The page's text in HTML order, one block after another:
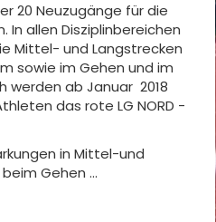
20 Neuzugänge für die
In allen Disziplinbereichen
Mittel- und Langstrecken
sowie im Gehen und im
werden ab Januar 2018
das rote LG NORD -
in Mittel-und
Gehen …